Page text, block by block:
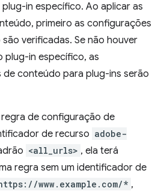
in específico. Ao aplicar as
primeiro as configurações
verificadas. Se não houver
plug-in específico, as
conteúdo para plug-ins serão
regra de configuração de
de recurso adobe-
<all_urls> , ela terá
regra sem um identificador de
www.example.com/* ,